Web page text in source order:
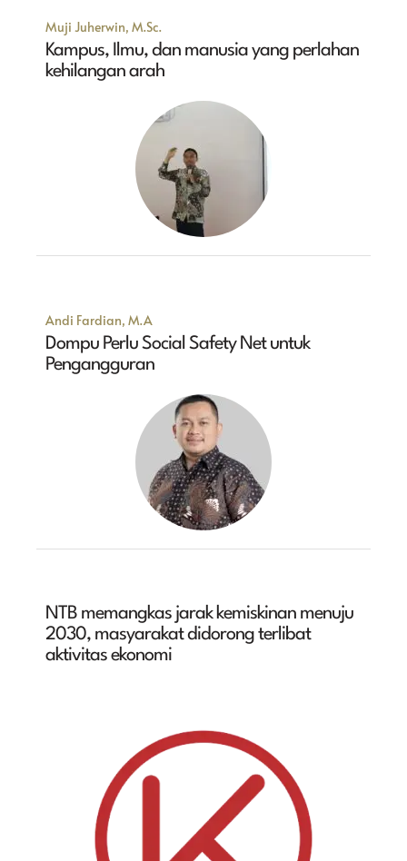
Muji Juherwin, M.Sc.
Kampus, Ilmu, dan manusia yang perlahan
kehilangan arah
Andi Fardian, M.A
Dompu Perlu Social Safety Net untuk
Pengangguran
NTB memangkas jarak kemiskinan menuju
2030, masyarakat didorong terlibat
aktivitas ekonomi